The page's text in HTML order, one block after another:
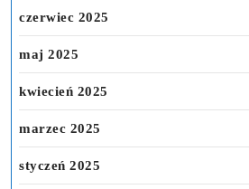
czerwiec 2025
maj 2025
kwiecień 2025
marzec 2025
styczeń 2025